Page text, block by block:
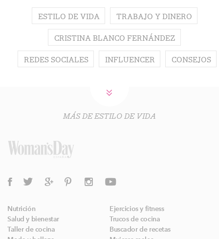
ESTILO DE VIDA TRABAJO Y DINERO
CRISTINA BLANCO FERNÁNDEZ
REDES SOCIALES INFLUENCER CONSEJOS
MÁS DE ESTILO DE VIDA
Nutrición
Ejercicios y fitness
Salud y bienestar
Trucos de cocina
Taller de cocina
Buscador de recetas